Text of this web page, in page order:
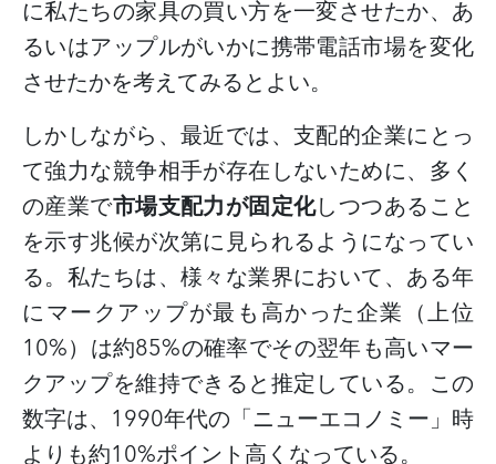
に私たちの家具の買い方を一変させたか、あ
るいはアップルがいかに携帯電話市場を変化
させたかを考えてみるとよい。
しかしながら、最近では、支配的企業にとっ
て強力な競争相手が存在しないために、多く
の産業で市場支配力が固定化しつつあること
を示す兆候が次第に見られるようになってい
る。私たちは、様々な業界において、ある年
にマークアップが最も高かった企業（上位
10%）は約85%の確率でその翌年も高いマー
クアップを維持できると推定している。この
数字は、 1990年代の「ニューエコノミー」時
よりも約10%ポイント高くなっている。